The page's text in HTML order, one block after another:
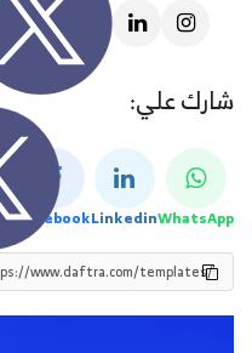
EN
شارك علي:
WhatsApp
Linkedin
Facebook
X